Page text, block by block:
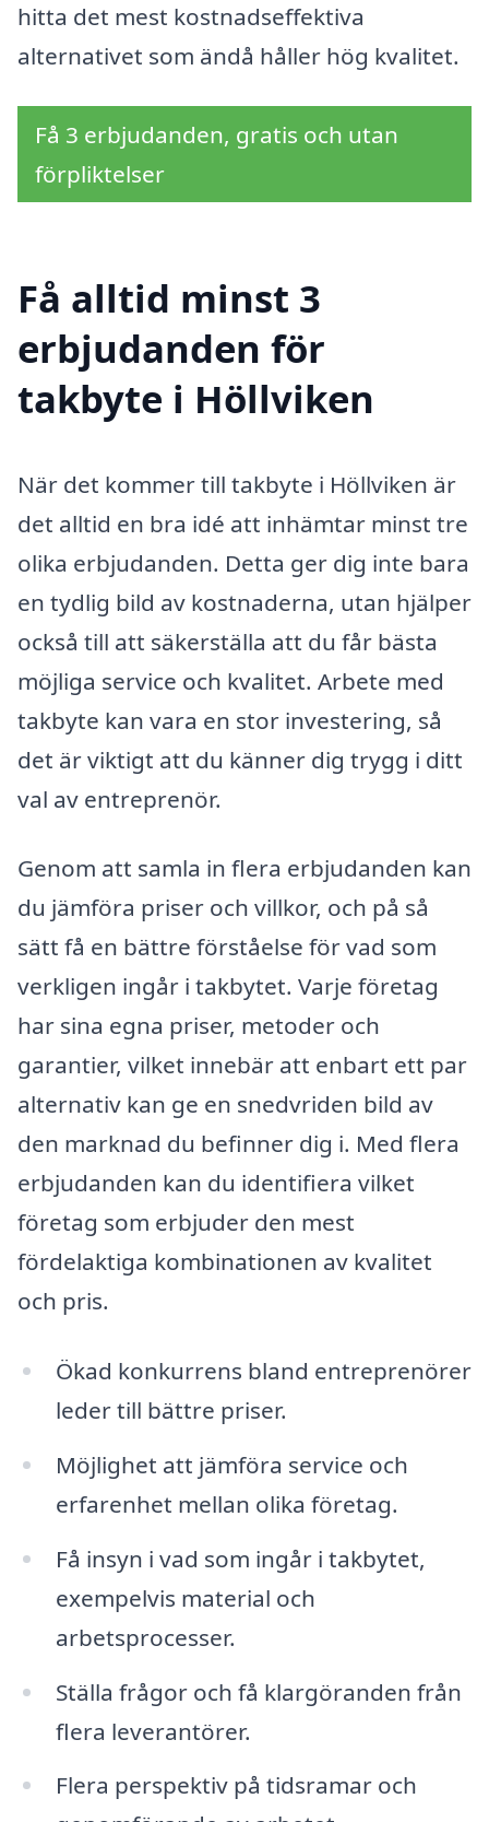
hitta det mest kostnadseffektiva
alternativet som ändå håller hög kvalitet.
Få 3 erbjudanden, gratis och utan
förpliktelser
Få alltid minst 3
erbjudanden för
takbyte i Höllviken
När det kommer till takbyte i Höllviken är
det alltid en bra idé att inhämtar minst tre
olika erbjudanden. Detta ger dig inte bara
en tydlig bild av kostnaderna, utan hjälper
också till att säkerställa att du får bästa
möjliga service och kvalitet. Arbete med
takbyte kan vara en stor investering, så
det är viktigt att du känner dig trygg i ditt
val av entreprenör.
Genom att samla in flera erbjudanden kan
du jämföra priser och villkor, och på så
sätt få en bättre förståelse för vad som
verkligen ingår i takbytet. Varje företag
har sina egna priser, metoder och
garantier, vilket innebär att enbart ett par
alternativ kan ge en snedvriden bild av
den marknad du befinner dig i. Med flera
erbjudanden kan du identifiera vilket
företag som erbjuder den mest
fördelaktiga kombinationen av kvalitet
och pris.
Ökad konkurrens bland entreprenörer
leder till bättre priser.
Möjlighet att jämföra service och
erfarenhet mellan olika företag.
Få insyn i vad som ingår i takbytet,
exempelvis material och
arbetsprocesser.
Ställa frågor och få klargöranden från
flera leverantörer.
Flera perspektiv på tidsramar och